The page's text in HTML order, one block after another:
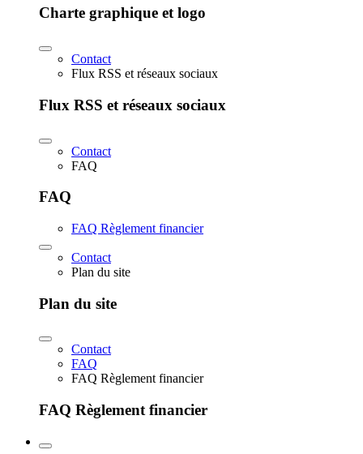
Charte graphique et logo
Contact
Flux RSS et réseaux sociaux
Flux RSS et réseaux sociaux
Contact
FAQ
FAQ
FAQ Règlement financier
Contact
Plan du site
Plan du site
Contact
FAQ
FAQ Règlement financier
FAQ Règlement financier